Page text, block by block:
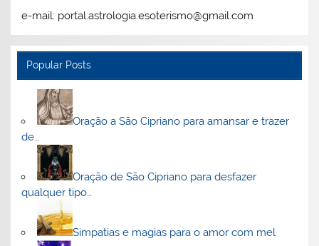
e-mail: portal.astrologia.esoterismo@gmail.com
Popular Posts
Oração a São Cipriano para amansar e trazer
de…
Oração de São Cipriano para desfazer
qualquer tipo…
Simpatias e magias para o amor com mel